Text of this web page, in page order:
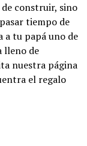
de construir, sino
tiempo de
a tu papá uno de
lleno de
nuestra página
el regalo